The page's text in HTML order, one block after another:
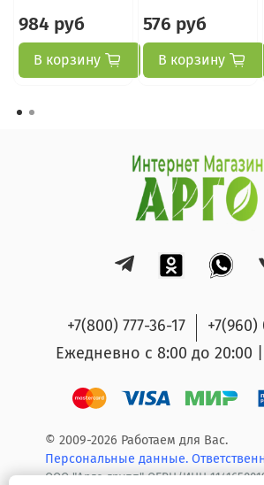
984 руб
В корзину
576 руб
В корзину
+7(800) 777-36-17
+7(960)
Ежедневно с 8:00 до 20:00
© 2009-2026 Работаем для Вас.
Персональные данные.
ООО "Арго групп" ОГРН/ИНН